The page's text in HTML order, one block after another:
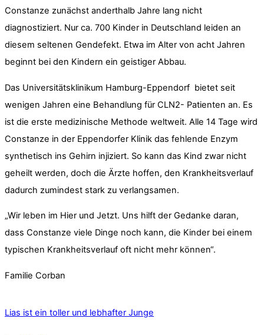
Constanze zunächst anderthalb Jahre lang nicht
diagnostiziert. Nur ca. 700 Kinder in Deutschland leiden an
diesem seltenen Gendefekt. Etwa im Alter von acht Jahren
beginnt bei den Kindern ein geistiger Abbau.
Das Universitätsklinikum Hamburg-Eppendorf bietet seit
wenigen Jahren eine Behandlung für CLN2- Patienten an. Es
ist die erste medizinische Methode weltweit. Alle 14 Tage wird
Constanze in der Eppendorfer Klinik das fehlende Enzym
synthetisch ins Gehirn injiziert. So kann das Kind zwar nicht
geheilt werden, doch die Ärzte hoffen, den Krankheitsverlauf
dadurch zumindest stark zu verlangsamen.
„Wir leben im Hier und Jetzt. Uns hilft der Gedanke daran,
dass Constanze viele Dinge noch kann, die Kinder bei einem
typischen Krankheitsverlauf oft nicht mehr können“.
Familie Corban
Lias ist ein toller und lebhafter Junge